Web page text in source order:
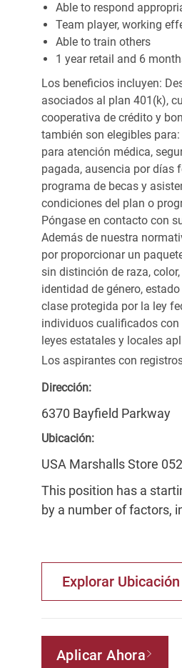
Able to respond
Team player, working
Able to train others
1 year retail and 6
Los beneficios incluyen:
asociados al plan 401(k),
cooperativa de crédito y
también son elegibles
para atención médica,
pagada, ausencia por días
programa de becas y
condiciones del plan o
Póngase en contacto con
Además de nuestra
por proporcionar un
sin distinción de raza,
identidad de género,
clase protegida por la ley
individuos cualificados con
leyes estatales y locales
Los aspirantes con
Dirección:
6370 Bayfield Parkway
Ubicación:
USA Marshalls Store
This position has a
by a number of factors,
Explorar Ubicación
Aplicar Ahora